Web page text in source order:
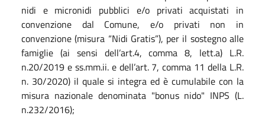
nidi e micronidi pubblici e/o privati acquistati in
convenzione dal Comune, e/o privati non in
convenzione (misura “Nidi Gratis”), per il sostegno alle
famiglie (ai sensi dell’art.4, comma 8, lett.a) L.R.
n.20/2019 e ss.mm.ii. e dell’art. 7, comma 11 della L.R.
n. 30/2020) il quale si integra ed è cumulabile con la
misura nazionale denominata "bonus nido" INPS (L.
n.232/2016);